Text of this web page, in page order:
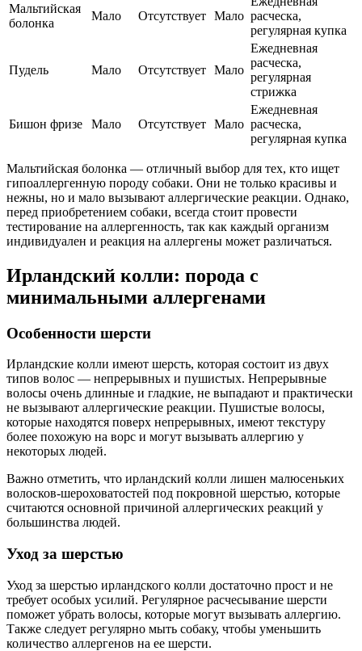
Мальтийская
болонка
Мало Отсутствует Мало расческа,
регулярная купка
Пудель Мало Отсутствует Мало
Ежедневная
расческа,
регулярная
стрижка
Бишон фризе Мало Отсутствует Мало
Ежедневная
расческа,
регулярная купка
Мальтийская болонка — отличный выбор для тех, кто ищет
гипоаллергенную породу собаки. Они не только красивы и
нежны, но и мало вызывают аллергические реакции. Однако,
перед приобретением собаки, всегда стоит провести
тестирование на аллергенность, так как каждый организм
индивидуален и реакция на аллергены может различаться.
Ирландский колли: порода с
минимальными аллергенами
Особенности шерсти
Ирландские колли имеют шерсть, которая состоит из двух
типов волос — непрерывных и пушистых. Непрерывные
волосы очень длинные и гладкие, не выпадают и практически
не вызывают аллергические реакции. Пушистые волосы,
которые находятся поверх непрерывных, имеют текстуру
более похожую на ворс и могут вызывать аллергию у
некоторых людей.
Важно отметить, что ирландский колли лишен малюсеньких
волосков-шероховатостей под покровной шерстью, которые
считаются основной причиной аллергических реакций у
большинства людей.
Уход за шерстью
Уход за шерстью ирландского колли достаточно прост и не
требует особых усилий. Регулярное расчесывание шерсти
поможет убрать волосы, которые могут вызывать аллергию.
Также следует регулярно мыть собаку, чтобы уменьшить
количество аллергенов на ее шерсти.